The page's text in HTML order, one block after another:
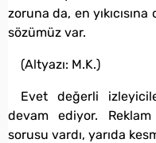
zoruna da, en
sözümüz var.
(Altyazı: M.K.)
Evet değerli
devam ediyor.
sorusu vardı, yarıda